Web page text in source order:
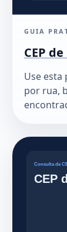
GUIA
CEP
Use esta
por rua,